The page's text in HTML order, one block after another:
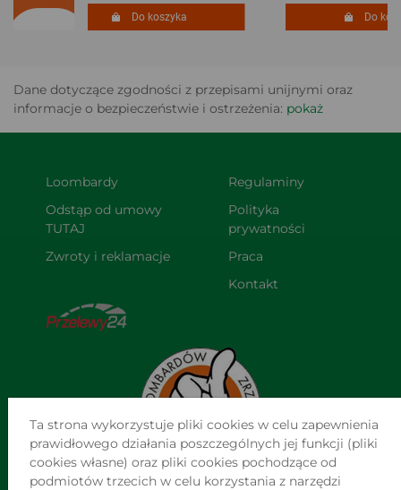
Do koszyka Do
Dane dotyczące zgodności z przepisami unijnymi oraz
informacje o bezpieczeństwie i ostrzeżenia: pokaż
Loombardy
Odstąp od umowy
TUTAJ
Zwroty i reklamacje
Regulaminy
Polityka
prywatności
Praca
Kontakt
Ta strona wykorzystuje pliki cookies w celu zapewnienia
prawidłowego działania poszczególnych jej funkcji (pliki
cookies własne) oraz pliki cookies pochodzące od
podmiotów trzecich w celu korzystania z narzędzi